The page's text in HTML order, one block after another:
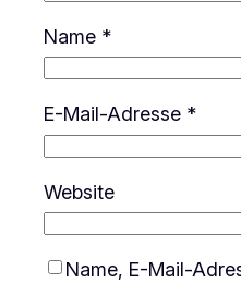
Name *
E-Mail-Adresse *
Website
Name, E-Mail-